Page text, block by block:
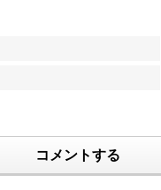
コメントする